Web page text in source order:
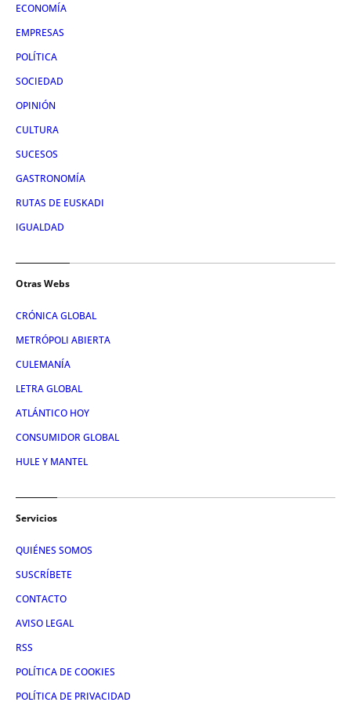
ECONOMÍA
EMPRESAS
POLÍTICA
SOCIEDAD
OPINIÓN
CULTURA
SUCESOS
GASTRONOMÍA
RUTAS DE EUSKADI
IGUALDAD
Otras Webs
CRÓNICA GLOBAL
METRÓPOLI ABIERTA
CULEMANÍA
LETRA GLOBAL
ATLÁNTICO HOY
CONSUMIDOR GLOBAL
HULE Y MANTEL
Servicios
QUIÉNES SOMOS
SUSCRÍBETE
CONTACTO
AVISO LEGAL
RSS
POLÍTICA DE COOKIES
POLÍTICA DE PRIVACIDAD